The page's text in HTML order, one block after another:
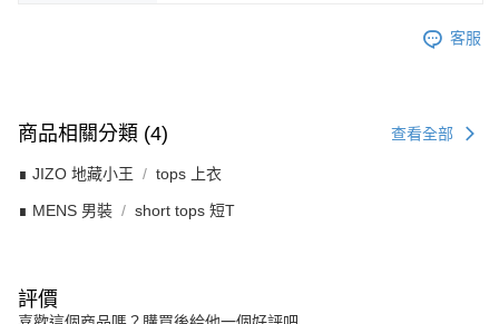
客服
商品相關分類 (4) 查看全部
∎ JIZO 地藏小王 tops 上衣
∎ MENS 男裝 short tops 短T
評價